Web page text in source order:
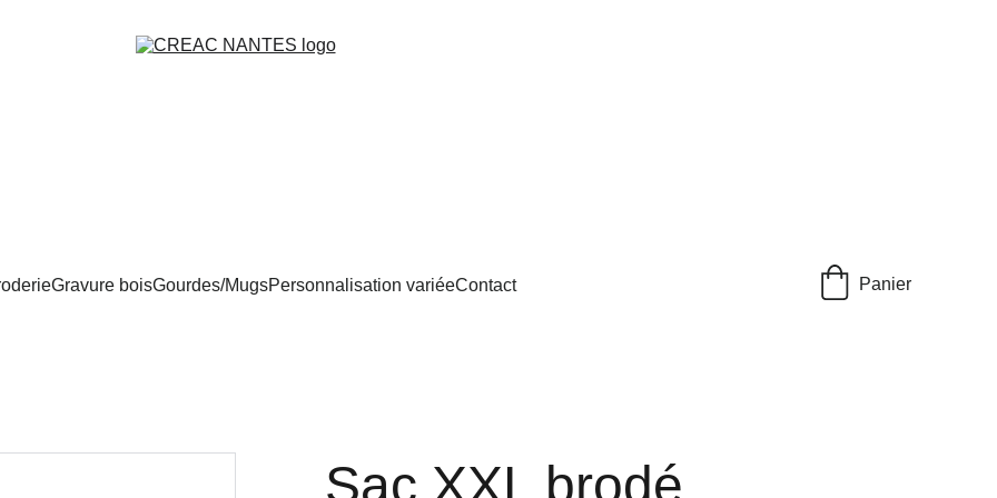
Gravure boisGourdes/MugsPersonnalisation variéeContact Panier
Sac XXL brodé